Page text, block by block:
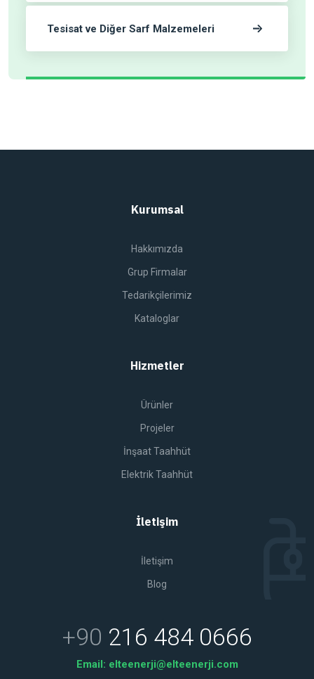
Tesisat ve Diğer Sarf Malzemeleri
Kurumsal
Hakkımızda
Grup Firmalar
Tedarikçilerimiz
Kataloglar
Hizmetler
Ürünler
Projeler
İnşaat Taahhüt
Elektrik Taahhüt
İletişim
İletişim
Blog
+90 216 484 0666
Email: elteenerji@elteenerji.com